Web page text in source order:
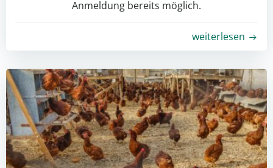
Anmeldung bereits möglich.
weiterlesen